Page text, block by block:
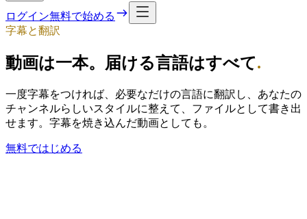
ログイン無料で始める
字幕と翻訳
動画は一本。届ける言語はすべて.
一度字幕をつければ、必要なだけの言語に翻訳し、あなたの
チャンネルらしいスタイルに整えて、ファイルとして書き出
せます。字幕を焼き込んだ動画としても。
無料ではじめる